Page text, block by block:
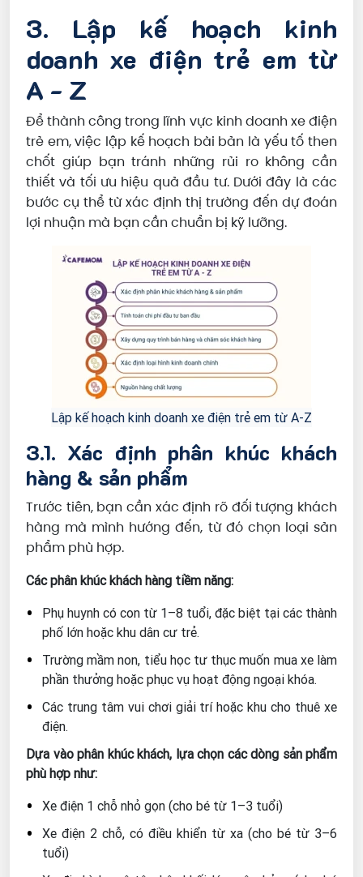
3. Lập kế hoạch kinh
doanh xe điện trẻ em từ
A - Z
Để thành công trong lĩnh vực kinh doanh xe điện
trẻ em, việc lập kế hoạch bài bản là yếu tố then
chốt giúp bạn tránh những rủi ro không cần
thiết và tối ưu hiệu quả đầu tư. Dưới đây là các
bước cụ thể từ xác định thị trường đến dự đoán
lợi nhuận mà bạn cần chuẩn bị kỹ lưỡng.
Lập kế hoạch kinh doanh xe điện trẻ em từ A-Z
3.1. Xác định phân khúc khách
hàng & sản phẩm
Trước tiên, bạn cần xác định rõ đối tượng khách
hàng mà mình hướng đến, từ đó chọn loại sản
phẩm phù hợp.
Các phân khúc khách hàng tiềm năng:
Phụ huynh có con từ 1–8 tuổi, đặc biệt tại các thành
phố lớn hoặc khu dân cư trẻ.
Trường mầm non, tiểu học tư thục muốn mua xe làm
phần thưởng hoặc phục vụ hoạt động ngoại khóa.
Các trung tâm vui chơi giải trí hoặc khu cho thuê xe
điện.
Dựa vào phân khúc khách, lựa chọn các dòng sản phẩm
phù hợp như:
Xe điện 1 chỗ nhỏ gọn (cho bé từ 1–3 tuổi)
Xe điện 2 chỗ, có điều khiển từ xa (cho bé từ 3–6
tuổi)